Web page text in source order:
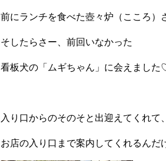
前にランチを食べた壺々炉（こころ）
そしたらさー、前回いなかった
看板犬の「ムギちゃん」に会えまし
入り口からのそのそと出迎えてくれて
お店の入り口まで案内してくれるんだ